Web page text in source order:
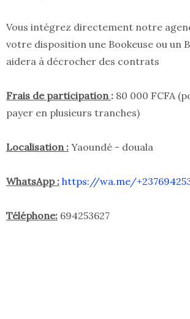
Vous intégrez directement notre
votre disposition une Bookeuse ou un
aidera à décrocher des contrats
Frais de participation : 80 000 FCFA
payer en plusieurs tranches)
Localisation : Yaoundé - douala
WhatsApp : https://wa.me/
Téléphone: 694253627